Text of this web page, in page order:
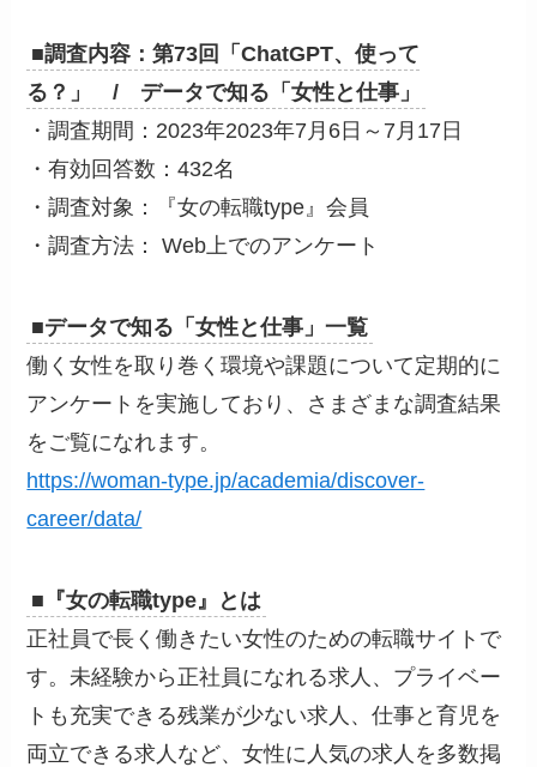
■調査内容：第73回「ChatGPT、使って
る？」 / データで知る「女性と仕事」
・調査期間：2023年2023年7月6日～7月17日
・有効回答数：432名
・調査対象：『女の転職type』会員
・調査方法： Web上でのアンケート
■データで知る「女性と仕事」一覧
働く女性を取り巻く環境や課題について定期的に
アンケートを実施しており、さまざまな調査結果
をご覧になれます。
https://woman-type.jp/academia/discover-
career/data/
■『女の転職type』とは
正社員で長く働きたい女性のための転職サイトで
す。未経験から正社員になれる求人、プライベー
トも充実できる残業が少ない求人、仕事と育児を
両立できる求人など、女性に人気の求人を多数掲